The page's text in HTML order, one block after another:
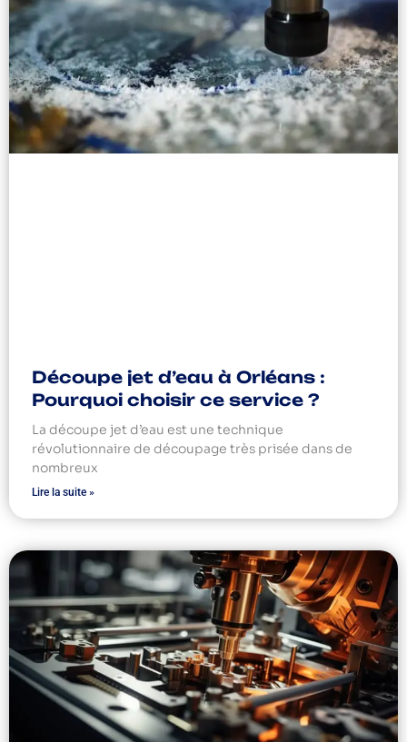
Découpe jet d’eau à Orléans :
Pourquoi choisir ce service ?
La découpe jet d’eau est une technique
révolutionnaire de découpage très prisée dans de
nombreux
Lire la suite »